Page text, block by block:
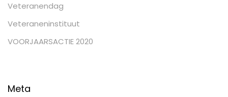
Veteranendag
Veteraneninstituut
VOORJAARSACTIE 2020
Meta